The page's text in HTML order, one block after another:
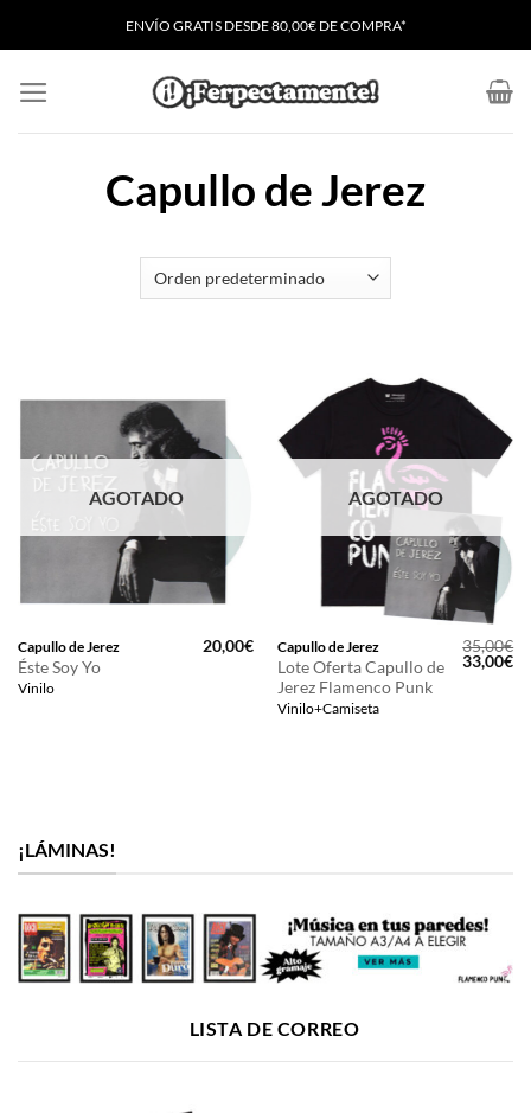
ENVÍO GRATIS DESDE 80,00€ DE COMPRA*
Capullo de Jerez
AGOTADO
Capullo de Jerez
Éste Soy Yo
Vinilo
20,00€
AGOTADO
Capullo de Jerez
Lote Oferta Capullo de
Jerez Flamenco Punk
Vinilo+Camiseta
35,00€
El
precio
33,00€El
¡LÁMINAS!
LISTA DE CORREO